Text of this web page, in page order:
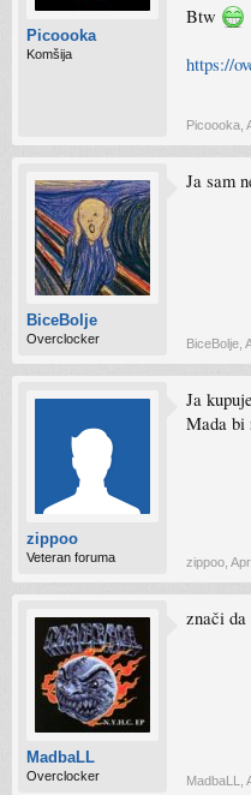
Picoooka
Komšija
Btw
https://
Picoooka
BiceBolje
Overclocker
Ja sam
BiceBolje
zippoo
Veteran foruma
Ja
Mada bi
zippoo
MadbaLL
Overclocker
znači da
MadbaLL